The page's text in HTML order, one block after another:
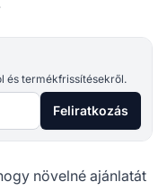
és termékfrissítésekről.
Feliratkozás
növelné ajánlatát